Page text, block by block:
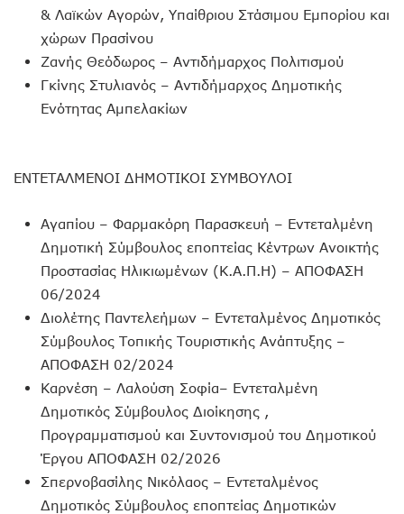
& Λαϊκών Αγορών, Υπαίθριου Στάσιμου Εμπορίου και
χώρων Πρασίνου
Ζανής Θεόδωρος – Αντιδήμαρχος Πολιτισμού
Γκίνης Στυλιανός – Αντιδήμαρχος Δημοτικής
Ενότητας Αμπελακίων
ΕΝΤΕΤΑΛΜΕΝΟΙ ΔΗΜΟΤΙΚΟΙ ΣΥΜΒΟΥΛΟΙ
Αγαπίου – Φαρμακόρη Παρασκευή – Εντεταλμένη
Δημοτική Σύμβουλος εποπτείας Κέντρων Ανοικτής
Προστασίας Ηλικιωμένων (Κ.Α.Π.Η) – ΑΠΟΦΑΣΗ
06/2024
Διολέτης Παντελεήμων – Εντεταλμένος Δημοτικός
Σύμβουλος Τοπικής Τουριστικής Ανάπτυξης –
ΑΠΟΦΑΣΗ 02/2024
Καρνέση – Λαλούση Σοφία– Εντεταλμένη
Δημοτικός Σύμβουλος Διοίκησης ,
Προγραμματισμού και Συντονισμού του Δημοτικού
Έργου ΑΠΟΦΑΣΗ 02/2026
Σπερνοβασίλης Νικόλαος – Εντεταλμένος
Δημοτικός Σύμβουλος εποπτείας Δημοτικών